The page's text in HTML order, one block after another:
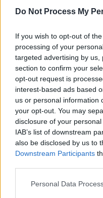
Do Not Process My
If you wish to opt-out of
processing of your
targeted advertising by
section to confirm your
opt-out request is
interest-based ads based
us or personal information
your opt-out. You may
disclosure of your
IAB’s list of downstream
also be disclosed by us to
Downstream Participants
Please note that this
Personal Data
Αθλητισμός